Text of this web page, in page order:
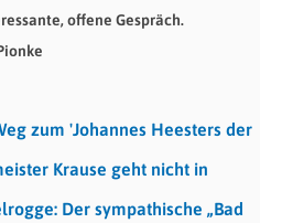
offene Gespräch.
zum 'Johannes Heesters der
Krause geht nicht in
Der sympathische „Bad